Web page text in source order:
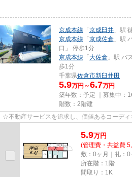
京成本線 「京成臼井 」駅
京成本線 「京成佐倉 」駅
口」 停歩1分
京成本線 「大佐倉 」駅 バ
歩1分
千葉県佐倉市新臼井田
5.9万円～6.7万円
築年数：予定 ｜募集中：
階数：2階建
☆不動産サービスを追求し、価値あるコーデ
5.9万円
(管理費・共益費
敷：0ヶ月｜礼：0
所在階：1階
間取り：1K